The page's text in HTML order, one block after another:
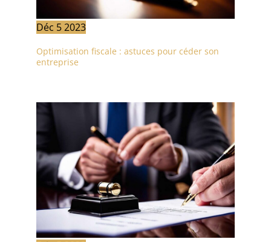
Déc 52023
Optimisation fiscale : astuces pour céder son
entreprise